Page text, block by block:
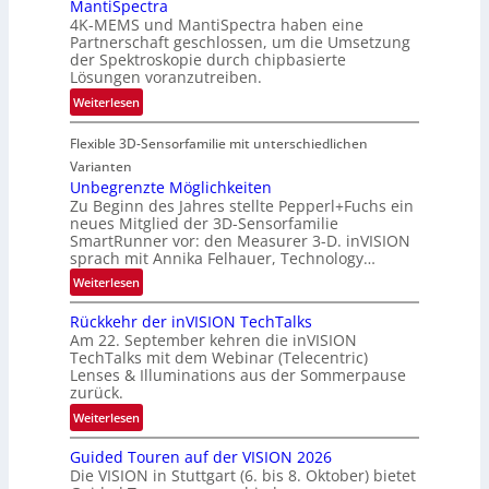
e
i
n
L
u
f
t
-
u
n
d
R
a
u
m
f
a
h
r
t
t
e
c
M
E
A
-
R
e
n
MantiSpectra
4K-MEMS und MantiSpectra haben eine
Partnerschaft geschlossen, um die Umsetzung
der Spektroskopie durch chipbasierte
Lösungen voranzutreiben.
Weiterlesen:
P
a
t
n
e
r
s
c
h
a
f
t
i
s
c
Flexible 3D-Sensorfamilie mit unterschiedlichen
Varianten
Unbegrenzte Möglichkeiten
Zu Beginn des Jahres stellte Pepperl+Fuchs ein
neues Mitglied der 3D-Sensorfamilie
SmartRunner vor: den Measurer 3-D. inVISION
sprach mit Annika Felhauer, Technology…
Weiterlesen:
U
n
b
e
g
r
e
z
Rückkehr der inVISION TechTalks
Am 22. September kehren die inVISION
TechTalks mit dem Webinar (Telecentric)
Lenses & Illuminations aus der Sommerpause
zurück.
Weiterlesen:
R
ü
c
Guided Touren auf der VISION 2026
Die VISION in Stuttgart (6. bis 8. Oktober) bietet